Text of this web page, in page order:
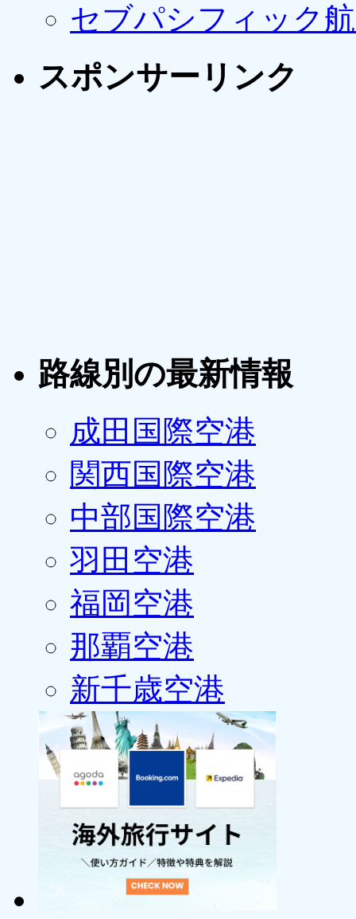
セブパシフィック
スポンサーリンク
路線別の最新情報
成田国際空港
関西国際空港
中部国際空港
羽田空港
福岡空港
那覇空港
新千歳空港